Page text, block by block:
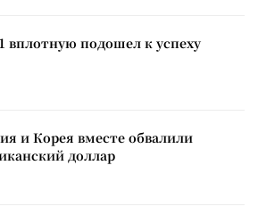
вплотную подошел к успеху
и Корея вместе обвалили
доллар